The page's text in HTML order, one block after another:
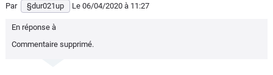
Par §dur021up Le 06/04/2020 à 11:27
En réponse à
Commentaire supprimé.